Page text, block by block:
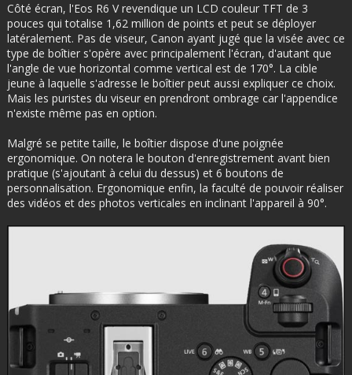
Côté écran, l'Eos R6 V revendique un LCD couleur TFT de 3
pouces qui totalise 1,62 million de points et peut se déployer
latéralement. Pas de viseur, Canon ayant jugé que la visée avec ce
type de boîtier s'opère avec principalement l'écran, d'autant que
l'angle de vue horizontal comme vertical est de 170°. La cible
jeune à laquelle s'adresse le boîtier peut aussi expliquer ce choix.
Mais les puristes du viseur en prendront ombrage car l'appendice
n'existe même pas en option.
Malgré se petite taille, le boîtier dispose d'une poignée
ergonomique. On notera le bouton d'enregistrement avant bien
pratique (s'ajoutant à celui du dessus) et 6 boutons de
personnalisation. Ergonomique enfin, la faculté de pouvoir réaliser
des vidéos et des photos verticales en inclinant l'appareil à 90°.